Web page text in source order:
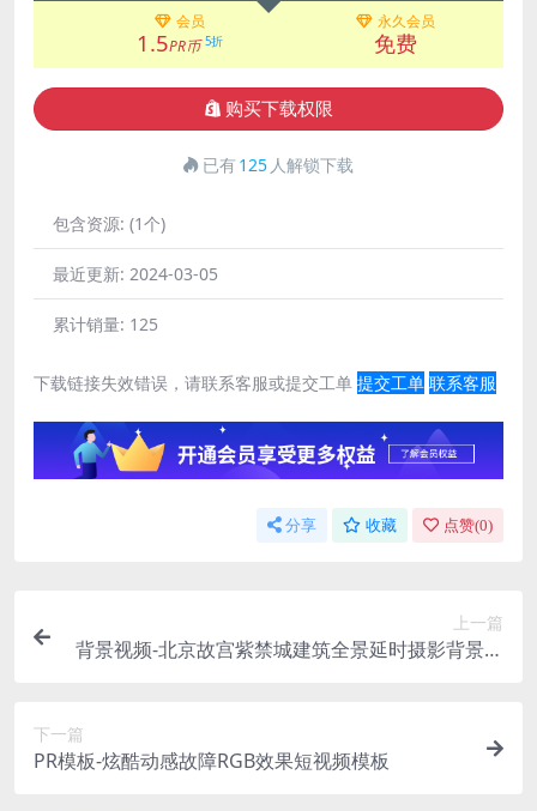
会员
1.5PR币 5折
永久会员
免费
购买下载权限
已有125 人解锁下载
包含资源: (1个)
最近更新: 2024-03-05
累计销量: 125
下载链接失效错误，请联系客服或提交工单 提交工单 联系客服
分享 收藏 点赞(0)
上一篇
背景视频-北京故宫紫禁城建筑全景延时摄影背景视
下一篇
PR模板-炫酷动感故障RGB效果短视频模板